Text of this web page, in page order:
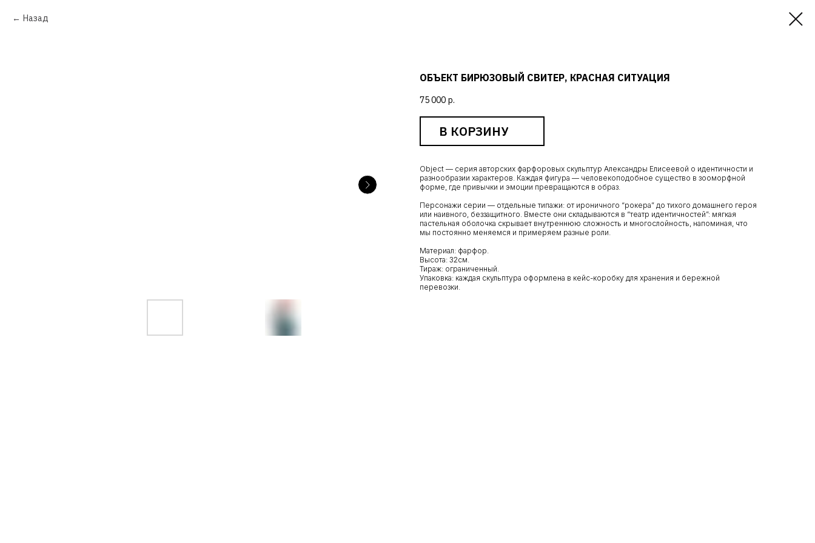
Назад
ОБЪЕКТ БИРЮЗОВЫЙ СВИТЕР, КРАСНАЯ СИТУАЦИЯ
75 000 р.
В КОРЗИНУ
Object — серия авторских фарфоровых скульптур Александры Елисеевой о идентичности и
разнообразии характеров. Каждая фигура — человекоподобное существо в зооморфной
форме, где привычки и эмоции превращаются в образ.
Персонажи серии — отдельные типажи: от ироничного “рокера” до тихого домашнего героя
или наивного, беззащитного. Вместе они складываются в “театр идентичностей”: мягкая
пастельная оболочка скрывает внутреннюю сложность и многослойность, напоминая, что
мы постоянно меняемся и примеряем разные роли.
Материал: фарфор.
Высота: 32см.
Тираж: ограниченный.
Упаковка: каждая скульптура оформлена в кейс-коробку для хранения и бережной
перевозки.